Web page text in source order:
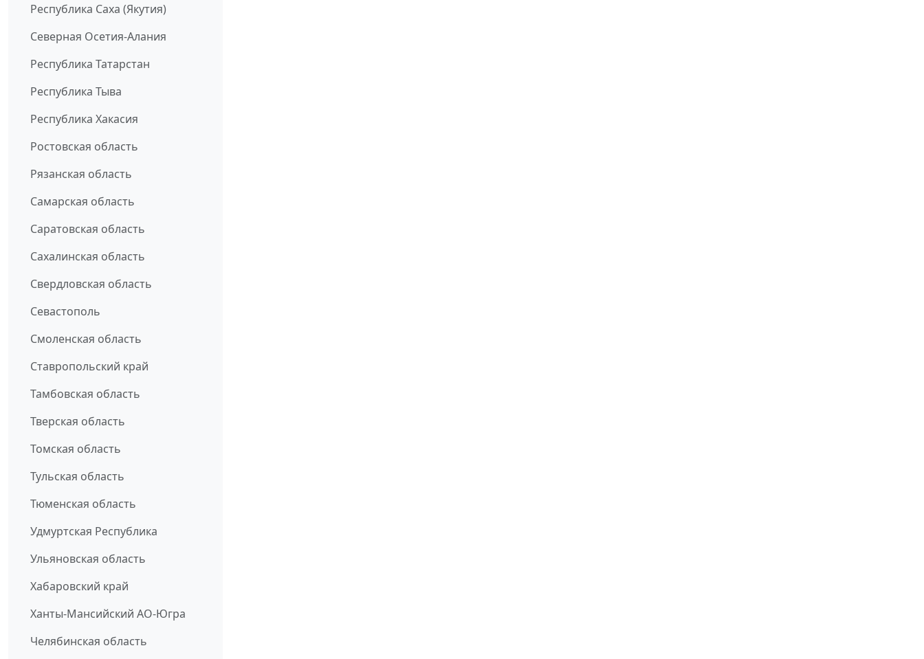
Республика Саха (Якутия)
Северная Осетия-Алания
Республика Татарстан
Республика Тыва
Республика Хакасия
Ростовская область
Рязанская область
Самарская область
Саратовская область
Сахалинская область
Свердловская область
Севастополь
Смоленская область
Ставропольский край
Тамбовская область
Тверская область
Томская область
Тульская область
Тюменская область
Удмуртская Республика
Ульяновская область
Хабаровский край
Ханты-Мансийский АО-Югра
Челябинская область